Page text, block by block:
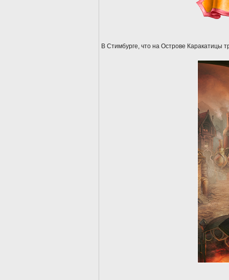
В Стимбурге, что на Острове Каракатицы